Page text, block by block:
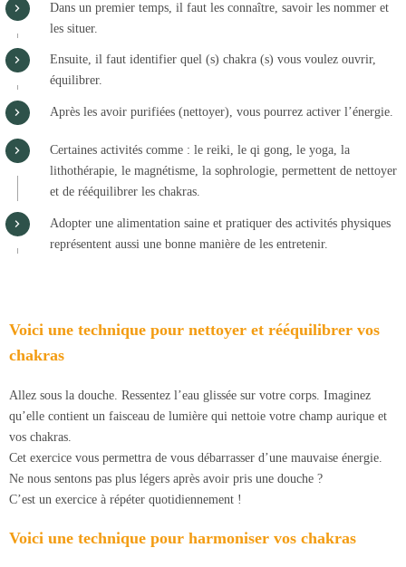
Dans un premier temps, il faut les connaître, savoir les nommer et
les situer.
Ensuite, il faut identifier quel (s) chakra (s) vous voulez ouvrir,
équilibrer.
Après les avoir purifiées (nettoyer), vous pourrez activer l’énergie.
Certaines activités comme : le reiki, le qi gong, le yoga, la
lithothérapie, le magnétisme, la sophrologie, permettent de nettoyer
et de rééquilibrer les chakras.
Adopter une alimentation saine et pratiquer des activités physiques
représentent aussi une bonne manière de les entretenir.
Voici une technique pour nettoyer et rééquilibrer vos
chakras
Allez sous la douche. Ressentez l’eau glissée sur votre corps. Imaginez
qu’elle contient un faisceau de lumière qui nettoie votre champ aurique et
vos chakras.
Cet exercice vous permettra de vous débarrasser d’une mauvaise énergie.
Ne nous sentons pas plus légers après avoir pris une douche ?
C’est un exercice à répéter quotidiennement !
Voici une technique pour harmoniser vos chakras